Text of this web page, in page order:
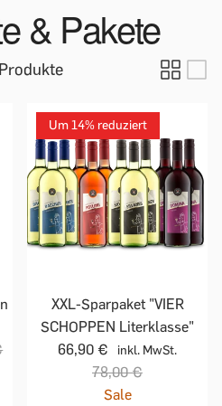
& Pakete
Um 14% reduziert
XXL-Sparpaket "VIER
SCHOPPEN Literklasse"
66,90 €
inkl. MwSt.
78,00 €
Sale